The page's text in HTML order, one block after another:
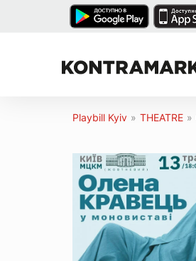
Playbill Kyiv » THEATRE »